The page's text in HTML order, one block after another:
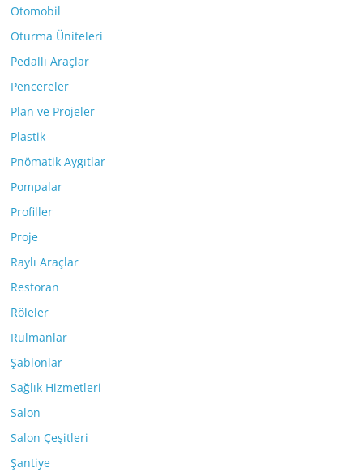
Otomobil
Oturma Üniteleri
Pedallı Araçlar
Pencereler
Plan ve Projeler
Plastik
Pnömatik Aygıtlar
Pompalar
Profiller
Proje
Raylı Araçlar
Restoran
Röleler
Rulmanlar
Şablonlar
Sağlık Hizmetleri
Salon
Salon Çeşitleri
Şantiye